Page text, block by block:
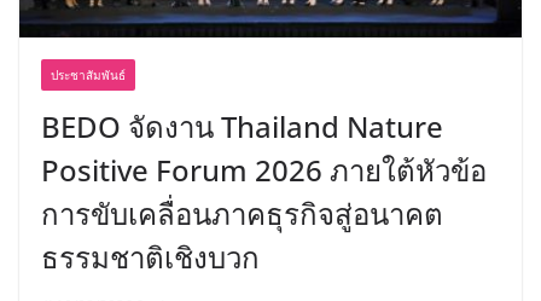
ประชาสัมพันธ์
BEDO จัดงาน Thailand Nature
Positive Forum 2026 ภายใต้หัวข้อ
การขับเคลื่อนภาคธุรกิจสู่อนาคต
ธรรมชาติเชิงบวก